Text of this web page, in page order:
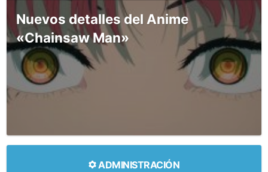
Nuevos detalles del Anime
«Chainsaw Man»
ADMINISTRACIÓN